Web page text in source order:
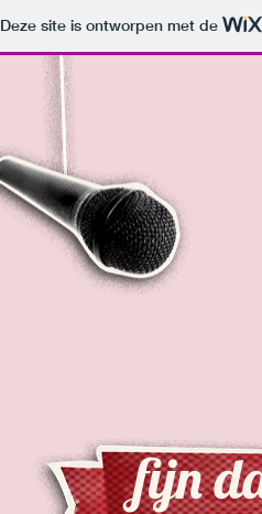
Deze site is ontworpen met de
fijn